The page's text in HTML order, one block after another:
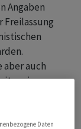
Angaben
Freilassung
aber auch
einer
Daten